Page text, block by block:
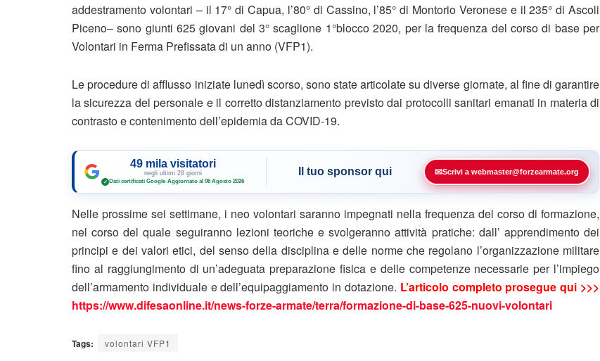
addestramento volontari – il 17° di Capua, l’80° di Cassino, l’85° di Montorio Veronese e il 235° di Ascoli
Piceno– sono giunti 625 giovani del 3° scaglione 1°blocco 2020, per la frequenza del corso di base per
Volontari in Ferma Prefissata di un anno (VFP1).
Le procedure di afflusso iniziate lunedì scorso, sono state articolate su diverse giornate, al fine di garantire
la sicurezza del personale e il corretto distanziamento previsto dai protocolli sanitari emanati in materia di
contrasto e contenimento dell’epidemia da COVID-19.
49 mila visitatori
negli ultimi 28 giorni
✓ Dati certificati Google·Aggiornato al 06 Agosto 2026
Il tuo sponsor qui ✉Scrivi a webmaster@forzearmate.org
Nelle prossime sei settimane, i neo volontari saranno impegnati nella frequenza del corso di formazione,
nel corso del quale seguiranno lezioni teoriche e svolgeranno attività pratiche: dall’ apprendimento dei
principi e dei valori etici, del senso della disciplina e delle norme che regolano l’organizzazione militare
fino al raggiungimento di un’adeguata preparazione fisica e delle competenze necessarie per l’impiego
dell’armamento individuale e dell’equipaggiamento in dotazione. L’articolo completo prosegue qui >>>
https://www.difesaonline.it/news-forze-armate/terra/formazione-di-base-625-nuovi-volontari
Tags: volontari VFP1